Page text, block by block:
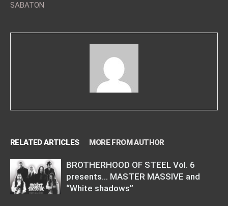
SABATON
RELATED ARTICLES MORE FROM AUTHOR
BROTHERHOOD OF STEEL Vol. 6
presents… MASTER MASSIVE and
“White shadows”